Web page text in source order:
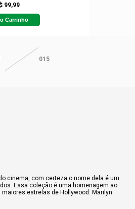
99,99
Carrinho
015
cinema, com certeza o nome dela é um
Essa coleção é uma homenagem ao
estrelas de Hollywood: Marilyn